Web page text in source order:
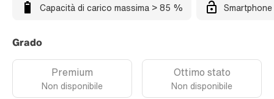
Capacità di carico massima > 85 %
Grado
Premium
Non disponibile
Ottimo stato
Non disponibile